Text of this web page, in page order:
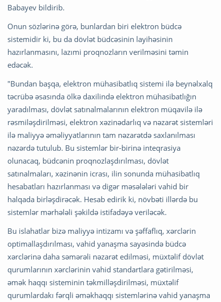
Babayev bildirib.
Onun sözlərinə görə, bunlardan biri elektron büdcə
sistemidir ki, bu da dövlət büdcəsinin layihəsinin
hazırlanmasını, lazımi proqnozların verilməsini təmin
edəcək.
"Bundan başqa, elektron mühasibatlıq sistemi ilə beynəlxalq
təcrübə əsasında ölkə daxilində elektron mühasibatlığın
yaradılması, dövlət satınalmalarının elektron müqavilə ilə
rəsmiləşdirilməsi, elektron xəzinədarlıq və nəzarət sistemləri
ilə maliyyə əməliyyatlarının tam nəzarətdə saxlanılması
nəzərdə tutulub. Bu sistemlər bir-birinə inteqrasiya
olunacaq, büdcənin proqnozlaşdırılması, dövlət
satınalmaları, xəzinənin icrası, ilin sonunda mühasibatlıq
hesabatları hazırlanması və digər məsələləri vahid bir
halqada birləşdirəcək. Hesab edirik ki, növbəti illərdə bu
sistemlər mərhələli şəkildə istifadəyə veriləcək.
​Bu islahatlar bizə maliyyə intizamı və şəffaflıq, xərclərin
optimallaşdırılması, vahid yanaşma sayəsində büdcə
xərclərinə daha səmərəli nəzarət edilməsi, müxtəlif dövlət
qurumlarının xərclərinin vahid standartlara gətirilməsi,
əmək haqqı sisteminin təkmilləşdirilməsi, müxtəlif
qurumlardakı fərqli əməkhaqqı sistemlərinə vahid yanaşma